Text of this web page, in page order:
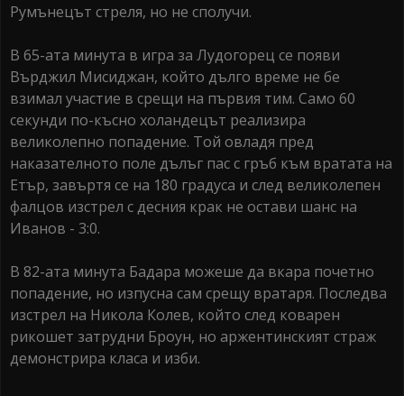
Румънецът стреля, но не сполучи.
В 65-ата минута в игра за Лудогорец се появи
Върджил Мисиджан, който дълго време не бе
взимал участие в срещи на първия тим. Само 60
секунди по-късно холандецът реализира
великолепно попадение. Той овладя пред
наказателното поле дълъг пас с гръб към вратата на
Етър, завъртя се на 180 градуса и след великолепен
фалцов изстрел с десния крак не остави шанс на
Иванов - 3:0.
В 82-ата минута Бадара можеше да вкара почетно
попадение, но изпусна сам срещу вратаря. Последва
изстрел на Никола Колев, който след коварен
рикошет затрудни Броун, но аржентинският страж
демонстрира класа и изби.